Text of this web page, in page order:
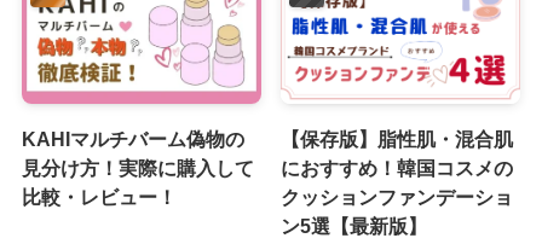
KAHIマルチバーム偽物の
見分け方！実際に購入して
比較・レビュー！
【保存版】脂性肌・混合肌
におすすめ！韓国コスメの
クッションファンデーショ
ン5選【最新版】